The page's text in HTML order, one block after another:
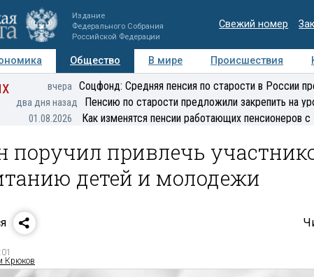
Издание
Федерального Собрания
Российской Федерации
Свежий номер
Общество В мире Происшествия
Мнения Регионы Медиацентр
вчера Соцфонд: Средняя пенсия по старости в России
два дня назад Пенсию по старости предложили закрепить на
01.08.2026 Как изменятся пенсии работающих пенсионеров с
поручил привлечь
детей и молодежи
Крюков